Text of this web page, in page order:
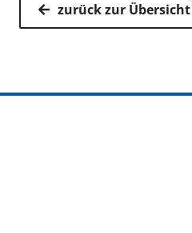
zurück zur Übersicht